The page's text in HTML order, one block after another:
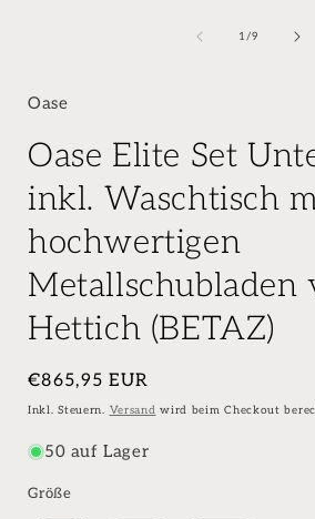
1/von
9
Oase
Oase Elite Set
inkl. Waschtisch
hochwertigen
Metallschubladen
Hettich (BETAZ)
Normaler
Preis
€865,95 EUR
Inkl. Steuern. Versand wird beim Checkout
50 auf Lager
Größe